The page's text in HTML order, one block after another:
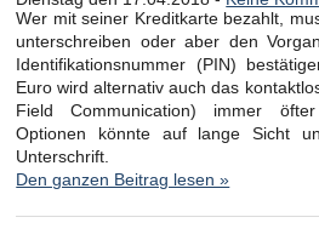
Wer mit seiner Kreditkarte bezahlt,
unterschreiben oder aber den
Identifikationsnummer (PIN)
Euro wird alternativ auch das
Field Communication) immer
Optionen könnte auf lange Sicht
Unterschrift.
Den ganzen Beitrag lesen »